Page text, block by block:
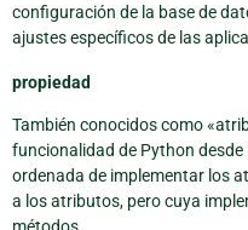
configuración de la base de
ajustes específicos de las
propiedad
También conocidos como
funcionalidad de Python
ordenada de implementar los
a los atributos, pero cuya